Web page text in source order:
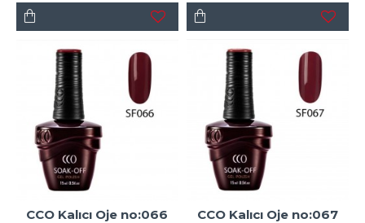
CCO Kalıcı Oje no:066
CCO Kalıcı Oje no:067